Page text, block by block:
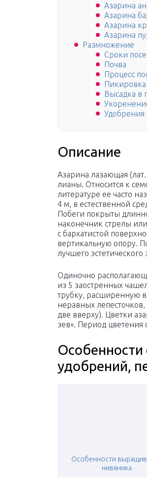
Азарина
Азарина
Азарина
Азарина
Размножение
Сроки
Почва
Процесс
Пикировка
Высадка в
Удобрения
Описание
Азарина лазающая
лианы. Относится к
литературе ее часто
4 м, в естественной
Побеги покрыты
наконечник стрелы
с бархатистой
вертикальную опору.
лучшего
Одиночно
из 5 заостренных
трубку, расширенную
неравных лепесточков,
две вверху). Цветки
зев». Период
удобрений,
Особенности
нивяника